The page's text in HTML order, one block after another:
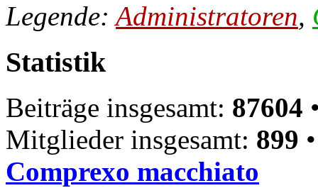
Legende:Administratoren,
Statistik
Beiträge insgesamt: 87604
Mitglieder insgesamt: 899
Comprexo macchiato